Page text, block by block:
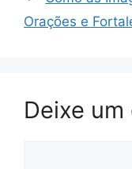
Orações e
Deixe